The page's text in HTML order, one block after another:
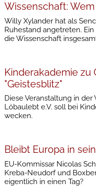
Wissenschaft:
Willy Xylander hat als
Ruhestand angetreten.
die Wissenschaft
Kinderakademie zu
"Geistesblitz"
Diese Veranstaltung in der
Löbaulebt e.V. soll bei
wecken.
Bleibt Europa in
EU-Kommissar Nicolas
Kreba-Neudorf und
eigentlich in einen Tag?